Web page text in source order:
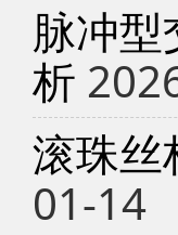
脉冲
析
滚珠丝
01-14